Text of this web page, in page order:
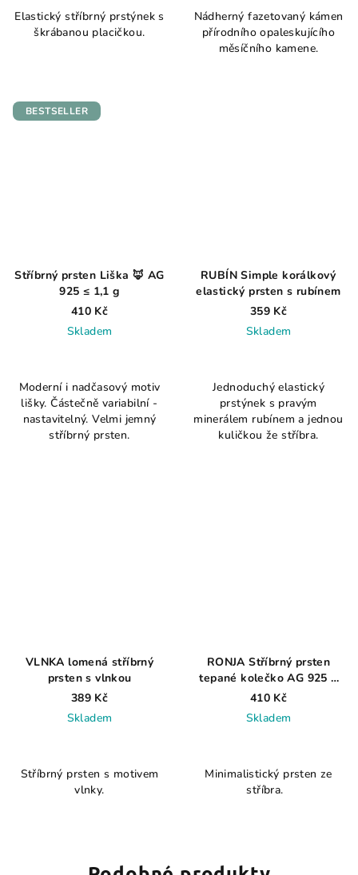
Elastický stříbrný prstýnek s
škrábanou placičkou.
Nádherný fazetovaný kámen
přírodního opaleskujícího
měsíčního kamene.
BESTSELLER
Stříbrný prsten Liška 🦊 AG
925 ≤ 1,1 g
410 Kč
Skladem
produktu
je
3,3
z
Moderní i nadčasový motiv
lišky. Částečně variabilní -
nastavitelný. Velmi jemný
stříbrný prsten.
RUBÍN Simple korálkový
elastický prsten s rubínem
359 Kč
Skladem
Jednoduchý elastický
prstýnek s pravým
minerálem rubínem a jednou
kuličkou že stříbra.
VLNKA lomená stříbrný
prsten s vlnkou
389 Kč
Skladem
Stříbrný prsten s motivem
vlnky.
RONJA Stříbrný prsten
tepané kolečko AG 925 ≤
0,8 g
410 Kč
Skladem
produktu
je
Minimalistický prsten ze
stříbra.